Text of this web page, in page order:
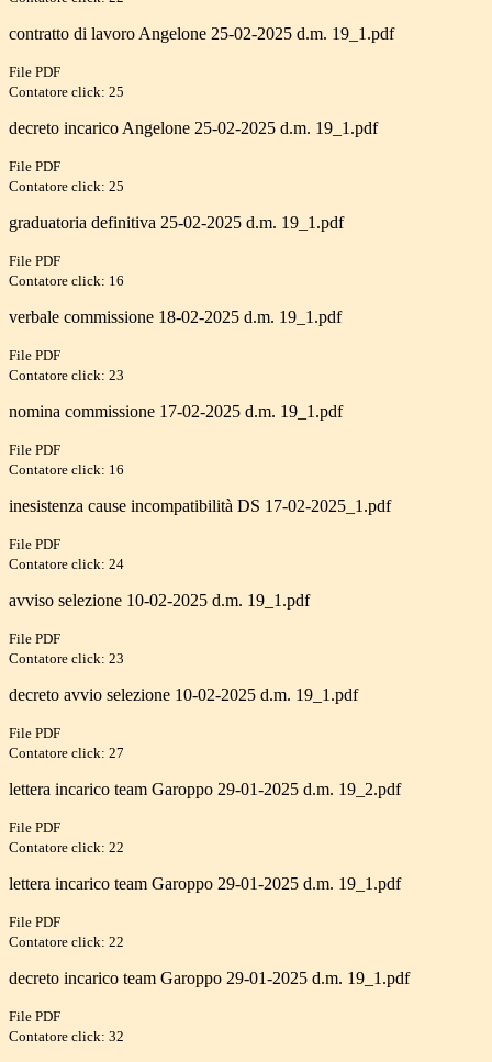
contratto di lavoro Angelone 25-02-2025 d.m. 19_1.pdf
File PDF
Contatore click: 25
decreto incarico Angelone 25-02-2025 d.m. 19_1.pdf
File PDF
Contatore click: 25
graduatoria definitiva 25-02-2025 d.m. 19_1.pdf
File PDF
Contatore click: 16
verbale commissione 18-02-2025 d.m. 19_1.pdf
File PDF
Contatore click: 23
nomina commissione 17-02-2025 d.m. 19_1.pdf
File PDF
Contatore click: 16
inesistenza cause incompatibilità DS 17-02-2025_1.pdf
File PDF
Contatore click: 24
avviso selezione 10-02-2025 d.m. 19_1.pdf
File PDF
Contatore click: 23
decreto avvio selezione 10-02-2025 d.m. 19_1.pdf
File PDF
Contatore click: 27
lettera incarico team Garoppo 29-01-2025 d.m. 19_2.pdf
File PDF
Contatore click: 22
lettera incarico team Garoppo 29-01-2025 d.m. 19_1.pdf
File PDF
Contatore click: 22
decreto incarico team Garoppo 29-01-2025 d.m. 19_1.pdf
File PDF
Contatore click: 32